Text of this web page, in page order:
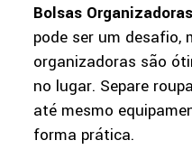
Bolsas Organizadoras
pode ser um desafio,
organizadoras são
no lugar. Separe
até mesmo
forma prática.